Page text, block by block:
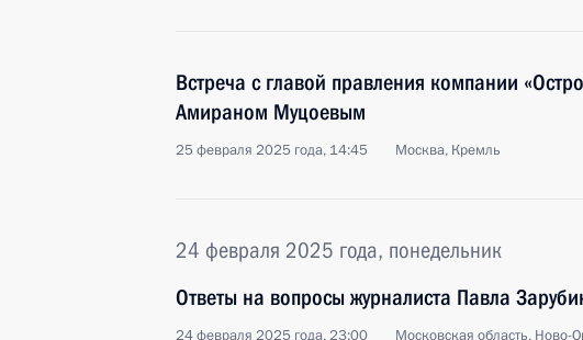
Встреча с главой правления компании
Амираном Муцоевым
25 февраля 2025 года, 14:45 Москва, Кремль
24 февраля 2025 года, понедельник
Ответы на вопросы журналиста Павла
24 февраля 2025 года, 23:00 Московская область, Ново-